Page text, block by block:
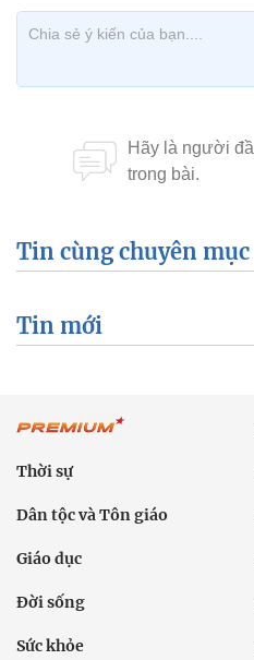
Tin cùng chuyên mục
Tin mới
Thời sự
Dân tộc và Tôn giáo
Giáo dục
Đời sống
Sức khỏe